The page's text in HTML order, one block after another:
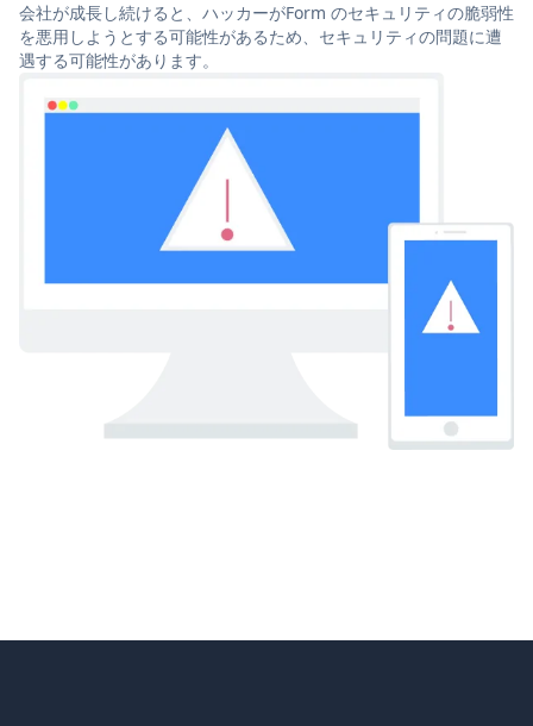
会社が成長し続けると、ハッカーがForm のセキュリティの脆弱性
を悪用しようとする可能性があるため、セキュリティの問題に遭
遇する可能性があります。